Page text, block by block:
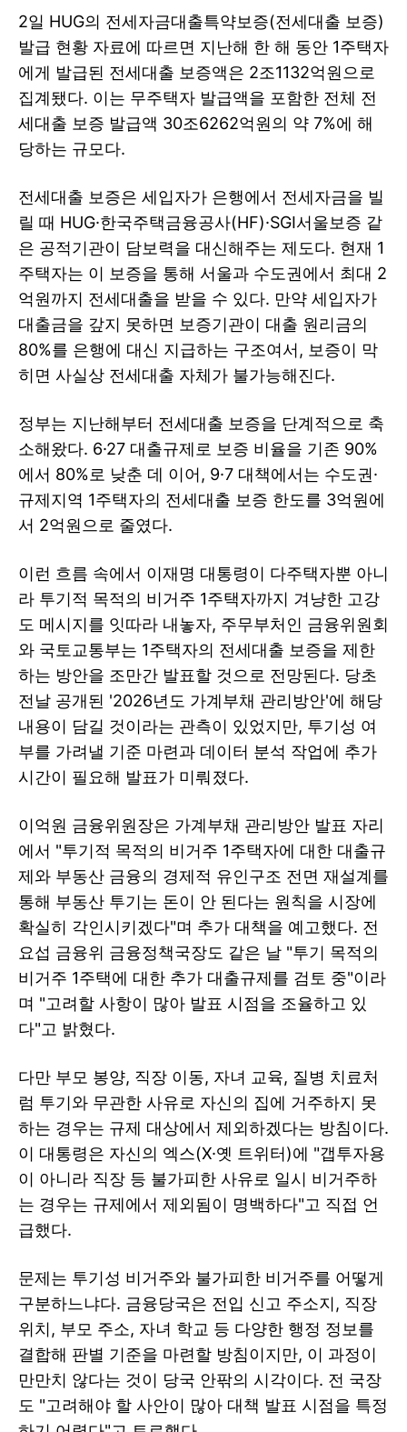
2일 HUG의 전세자금대출특약보증(전세대출 보증)
발급 현황 자료에 따르면 지난해 한 해 동안 1주택자
에게 발급된 전세대출 보증액은 2조1132억원으로
집계됐다. 이는 무주택자 발급액을 포함한 전체 전
세대출 보증 발급액 30조6262억원의 약 7%에 해
당하는 규모다.
전세대출 보증은 세입자가 은행에서 전세자금을 빌
릴 때 HUG·한국주택금융공사(HF)·SGI서울보증 같
은 공적기관이 담보력을 대신해주는 제도다. 현재 1
주택자는 이 보증을 통해 서울과 수도권에서 최대 2
억원까지 전세대출을 받을 수 있다. 만약 세입자가
대출금을 갚지 못하면 보증기관이 대출 원리금의
80%를 은행에 대신 지급하는 구조여서, 보증이 막
히면 사실상 전세대출 자체가 불가능해진다.
정부는 지난해부터 전세대출 보증을 단계적으로 축
소해왔다. 6·27 대출규제로 보증 비율을 기존 90%
에서 80%로 낮춘 데 이어, 9·7 대책에서는 수도권·
규제지역 1주택자의 전세대출 보증 한도를 3억원에
서 2억원으로 줄였다.
이런 흐름 속에서 이재명 대통령이 다주택자뿐 아니
라 투기적 목적의 비거주 1주택자까지 겨냥한 고강
도 메시지를 잇따라 내놓자, 주무부처인 금융위원회
와 국토교통부는 1주택자의 전세대출 보증을 제한
하는 방안을 조만간 발표할 것으로 전망된다. 당초
전날 공개된 '2026년도 가계부채 관리방안'에 해당
내용이 담길 것이라는 관측이 있었지만, 투기성 여
부를 가려낼 기준 마련과 데이터 분석 작업에 추가
시간이 필요해 발표가 미뤄졌다.
이억원 금융위원장은 가계부채 관리방안 발표 자리
에서 "투기적 목적의 비거주 1주택자에 대한 대출규
제와 부동산 금융의 경제적 유인구조 전면 재설계를
통해 부동산 투기는 돈이 안 된다는 원칙을 시장에
확실히 각인시키겠다"며 추가 대책을 예고했다. 전
요섭 금융위 금융정책국장도 같은 날 "투기 목적의
비거주 1주택에 대한 추가 대출규제를 검토 중"이라
며 "고려할 사항이 많아 발표 시점을 조율하고 있
다"고 밝혔다.
다만 부모 봉양, 직장 이동, 자녀 교육, 질병 치료처
럼 투기와 무관한 사유로 자신의 집에 거주하지 못
하는 경우는 규제 대상에서 제외하겠다는 방침이다.
이 대통령은 자신의 엑스(X·옛 트위터)에 "갭투자용
이 아니라 직장 등 불가피한 사유로 일시 비거주하
는 경우는 규제에서 제외됨이 명백하다"고 직접 언
급했다.
문제는 투기성 비거주와 불가피한 비거주를 어떻게
구분하느냐다. 금융당국은 전입 신고 주소지, 직장
위치, 부모 주소, 자녀 학교 등 다양한 행정 정보를
결합해 판별 기준을 마련할 방침이지만, 이 과정이
만만치 않다는 것이 당국 안팎의 시각이다. 전 국장
도 "고려해야 할 사안이 많아 대책 발표 시점을 특정